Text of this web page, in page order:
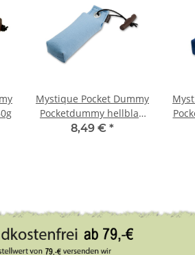
Mystique Pocket Dummy
Pocketdummy hellblau
150g
8,49 € *